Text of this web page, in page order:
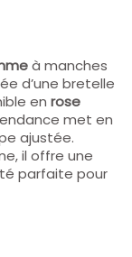
à manches
d’une bretelle
en rose
met en
ajustée.
, il offre une
parfaite pour